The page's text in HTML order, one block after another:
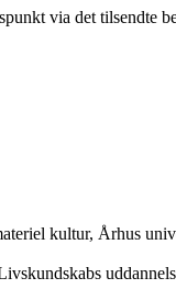
via det tilsendte
kultur, Århus